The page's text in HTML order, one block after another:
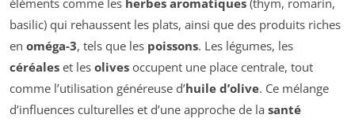
éléments comme les herbes aromatiques (thym, romarin,
basilic) qui rehaussent les plats, ainsi que des produits riches
en oméga-3, tels que les poissons. Les légumes, les
céréales et les olives occupent une place centrale, tout
comme l’utilisation généreuse d’huile d’olive. Ce mélange
d’influences culturelles et d’une approche de la santé